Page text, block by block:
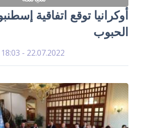
أوكرانيا توقع اتفاقية
الحبوب
22.07.2022 - 18:03